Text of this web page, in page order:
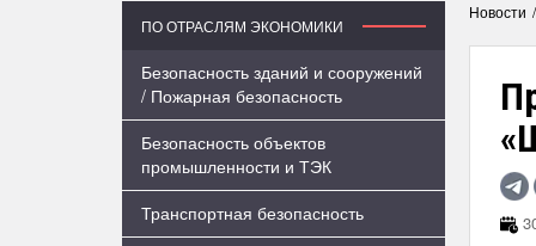
ПО ОТРАСЛЯМ ЭКОНОМИКИ
Безопасность зданий и сооружений
/ Пожарная безопасность
Безопасность объектов
промышленности и ТЭК
Транспортная безопасность
Новости